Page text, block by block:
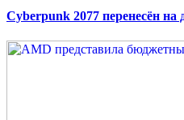
Cyberpunk 2077 перенесён на